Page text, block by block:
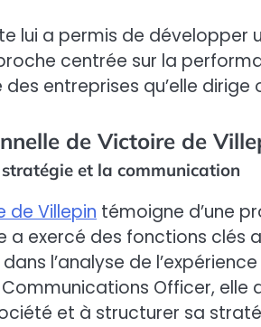
lui a permis de développer
centrée sur la
des entreprises qu’elle dirige
de Victoire de
et la communication
de Villepin témoigne d’une
a exercé des fonctions clés
l’analyse de
Officer,
et à structurer sa